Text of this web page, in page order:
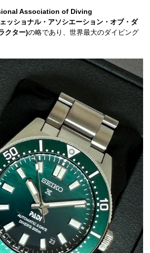
Association of Diving
ッショナル・アソシエーション・オブ・ダ
クター)の略であり、世界最大のダイビング